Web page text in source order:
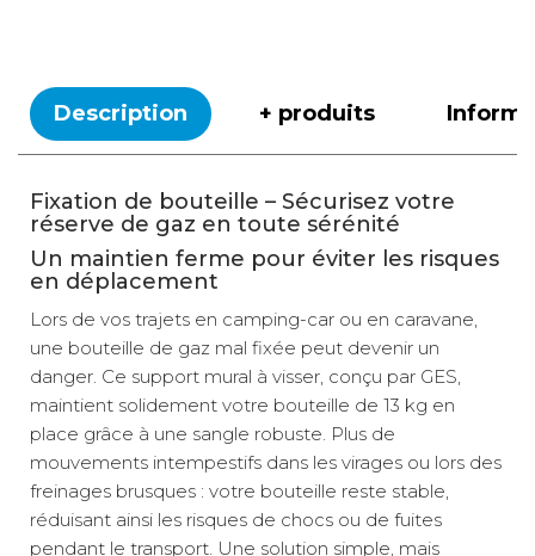
Description + produits
Fixation de bouteille – Sécurisez votre
réserve de gaz en toute sérénité
Un maintien ferme pour éviter les risques
en déplacement
Lors de vos trajets en camping-car ou en caravane,
une bouteille de gaz mal fixée peut devenir un
danger. Ce support mural à visser, conçu par GES,
maintient solidement votre bouteille de 13 kg en
place grâce à une sangle robuste. Plus de
mouvements intempestifs dans les virages ou lors des
freinages brusques : votre bouteille reste stable,
réduisant ainsi les risques de chocs ou de fuites
pendant le transport. Une solution simple, mais